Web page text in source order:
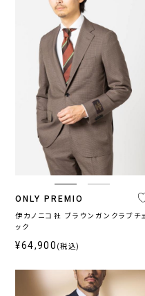
ONLY PREMIO
伊カノニコ社 ブラウンガンクラブチェ
ック
¥64,900 (税込)